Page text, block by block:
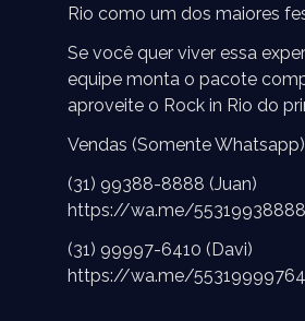
Rio como um dos maiores
Se você quer viver essa
equipe monta o pacote
aproveite o Rock in Rio do
Vendas (Somente
(31) 99388-8888 (Juan)
https://wa.me/
(31) 99997-6410 (Davi)
https://wa.me/